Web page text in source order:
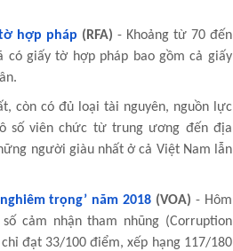
hợp pháp (RFA) - Khoảng từ 70 đến
có giấy tờ hợp pháp bao gồm cả giấy
còn có đủ loại tài nguyên, nguồn lực
số viên chức từ trung ương đến địa
người giàu nhất ở cả Việt Nam lẫn
trọng’ năm 2018 (VOA) - Hôm
cảm nhận tham nhũng (Corruption
đạt 33/100 điểm, xếp hạng 117/180